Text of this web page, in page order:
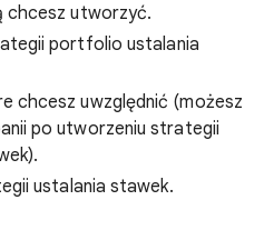
chcesz utworzyć.
portfolio ustalania
chcesz uwzględnić (możesz
po utworzeniu strategii
ustalania stawek.